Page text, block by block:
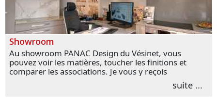
Showroom
Au showroom PANAC Design du Vésinet, vous
pouvez voir les matières, toucher les finitions et
comparer les associations. Je vous y reçois
personnellement pour parler de votre projet et
transformer vos premières idées en choix plussuite ...